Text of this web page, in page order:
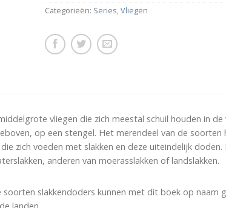
Categorieën: Series,Vliegen
vliegen die zich meestal schuil houden in
op een stengel. Het merendeel van de soorten
zich voeden met slakken en deze uiteindelijk
anderen van moerasslakken of landslakken.
soorten slakkendoders kunnen met dit boek op
landen.